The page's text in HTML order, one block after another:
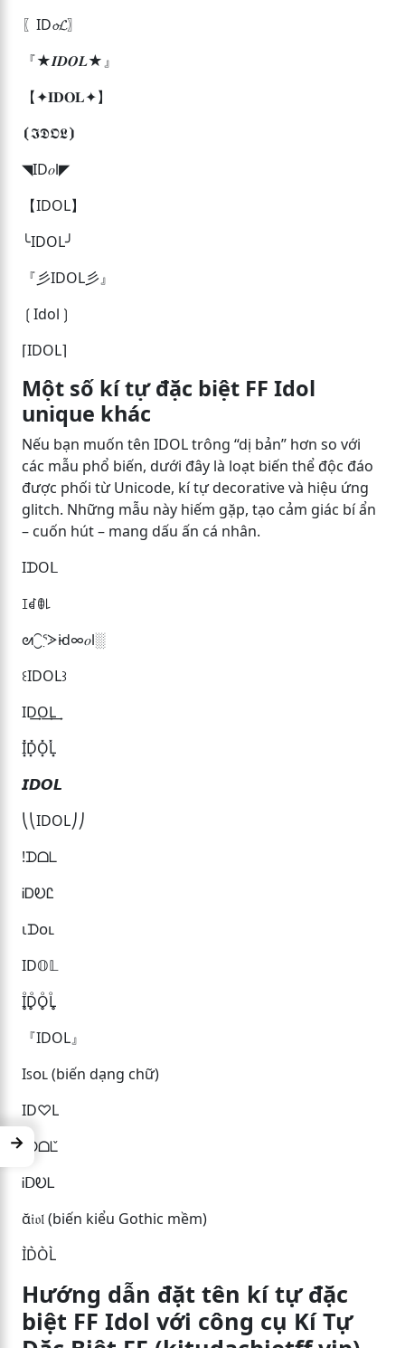
〖ID𝓸𝓛〗
『★𝑰𝑫𝑶𝑳★』
【✦𝐈𝐃𝐎𝐋✦】
⦗𝕴𝕯𝕺𝕷⦘
◥ID𝑜l◤
【IDOL】
╰IDOL╯
『彡IDOL彡』
❲Idol❳
⌈IDOL⌉
Một số kí tự đặc biệt FF Idol
unique khác
Nếu bạn muốn tên IDOL trông “dị bản” hơn so với
các mẫu phổ biến, dưới đây là loạt biến thể độc đáo
được phối từ Unicode, kí tự decorative và hiệu ứng
glitch. Những mẫu này hiếm gặp, tạo cảm giác bí ẩn
– cuốn hút – mang dấu ấn cá nhân.
IᗪOᒪ
ꀤꀸꂦ꒒
ᘛ⁐̤ᕐᐷi̴d∞𝑜l░
꒰IDOL꒱
ID͢O͢L͢
I͓̽D͓̽O͓̽L͓̽
𝙄𝘿𝙊𝙇
⎝⎝IDOL⎠⎠
!ᗪᗝᒪ
ᎥᎠᎧᏝ
ιᗪᴏʟ
ID𝕆𝕃
I̥ͦD̥ͦO̥ͦL̥ͦ
『IDOL』
Iꜱᴏʟ (biến dạng chữ)
ID♡L
Iᗪᗝᒪ̌
ᎥᗞᎧᏞ
ᾰ𝔦𝔬𝔩 (biến kiểu Gothic mềm)
I͛D͛O͛L͛
Hướng dẫn đặt tên kí tự đặc
biệt FF Idol với công cụ Kí Tự
→